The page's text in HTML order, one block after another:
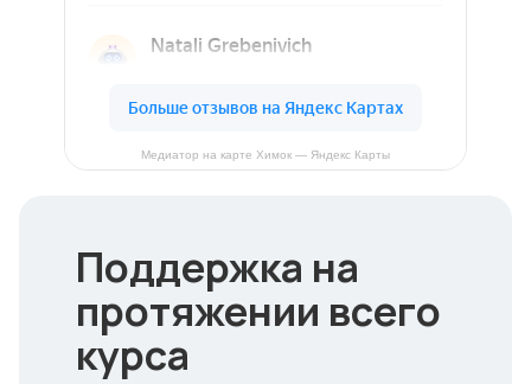
Поддержка на
протяжении всего
курса
Медиатор на карте Химок — Яндекс Карты